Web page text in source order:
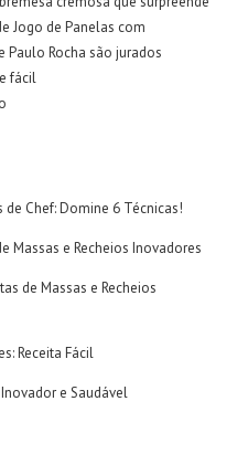
Jogo de Panelas com
Paulo Rocha são jurados
fácil
de Chef: Domine 6 Técnicas!
Massas e Recheios Inovadores
de Massas e Recheios
Receita Fácil
e Saudável